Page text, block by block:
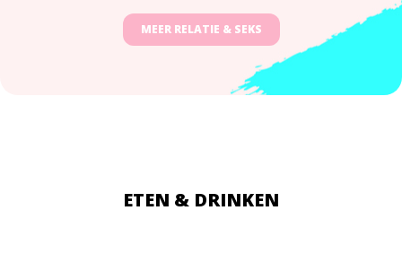
MEER RELATIE & SEKS
ETEN & DRINKEN